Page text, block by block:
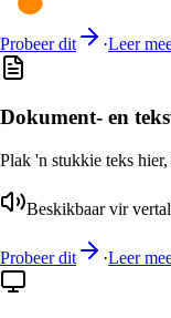
Probeer dit ·Leer
Dokument- en
Plak 'n stukkie teks
Beskikbaar vir
Probeer dit ·Leer